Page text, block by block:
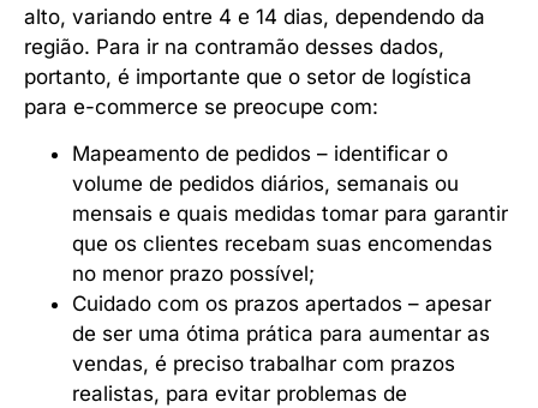
alto, variando entre 4 e 14 dias, dependendo da
região. Para ir na contramão desses dados,
portanto, é importante que o setor de logística
para e-commerce se preocupe com:
Mapeamento de pedidos – identificar o
volume de pedidos diários, semanais ou
mensais e quais medidas tomar para garantir
que os clientes recebam suas encomendas
no menor prazo possível;
Cuidado com os prazos apertados – apesar
de ser uma ótima prática para aumentar as
vendas, é preciso trabalhar com prazos
realistas, para evitar problemas de